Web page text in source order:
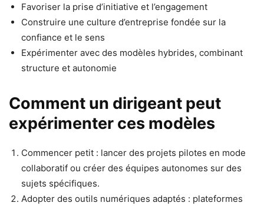
Favoriser la prise d’initiative et l’engagement
Construire une culture d’entreprise fondée sur la
confiance et le sens
Expérimenter avec des modèles hybrides, combinant
structure et autonomie
Comment un dirigeant peut
expérimenter ces modèles
Commencer petit : lancer des projets pilotes en mode
collaboratif ou créer des équipes autonomes sur des
sujets spécifiques.
Adopter des outils numériques adaptés : plateformes